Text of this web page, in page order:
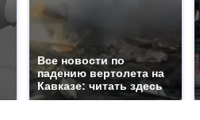
Все новости по
падению вертолета на
Кавказе: читать здесь